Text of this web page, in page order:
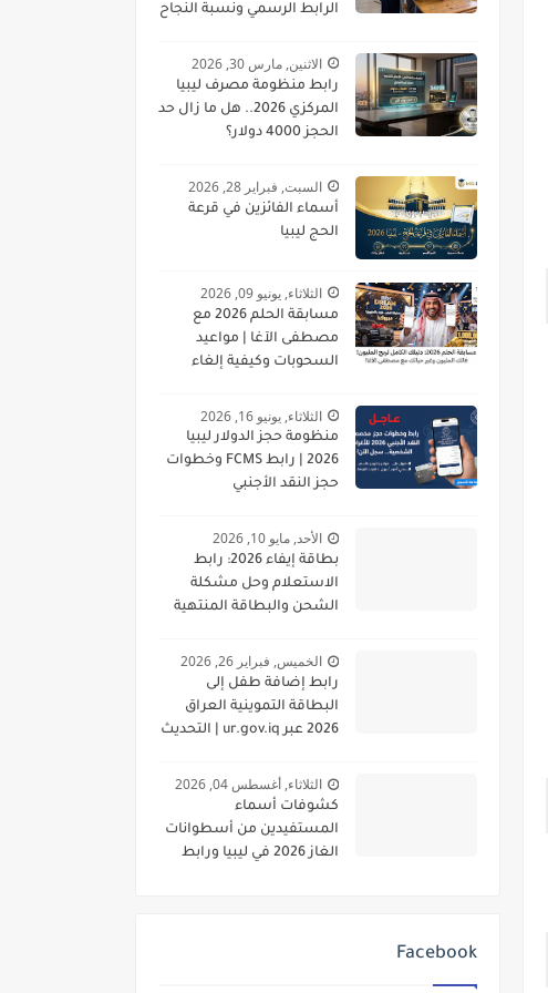
الرابط الرسمي ونسبة النجاح
الاثنين, مارس 30, 2026
رابط منظومة مصرف ليبيا
المركزي 2026.. هل ما زال حد
الحجز 4000 دولار؟
السبت, فبراير 28, 2026
أسماء الفائزين في قرعة
الحج ليبيا
الثلاثاء, يونيو 09, 2026
مسابقة الحلم 2026 مع
مصطفى الآغا | مواعيد
السحوبات وكيفية إلغاء
الثلاثاء, يونيو 16, 2026
منظومة حجز الدولار ليبيا
2026 | رابط FCMS وخطوات
حجز النقد الأجنبي
الأحد, مايو 10, 2026
بطاقة إيفاء 2026: رابط
الاستعلام وحل مشكلة
الشحن والبطاقة المنتهية
الخميس, فبراير 26, 2026
رابط إضافة طفل إلى
البطاقة التموينية العراق
2026 عبر ur.gov.iq | التحديث
الثلاثاء, أغسطس 04, 2026
كشوفات أسماء
المستفيدين من أسطوانات
الغاز 2026 في ليبيا ورابط
Facebook